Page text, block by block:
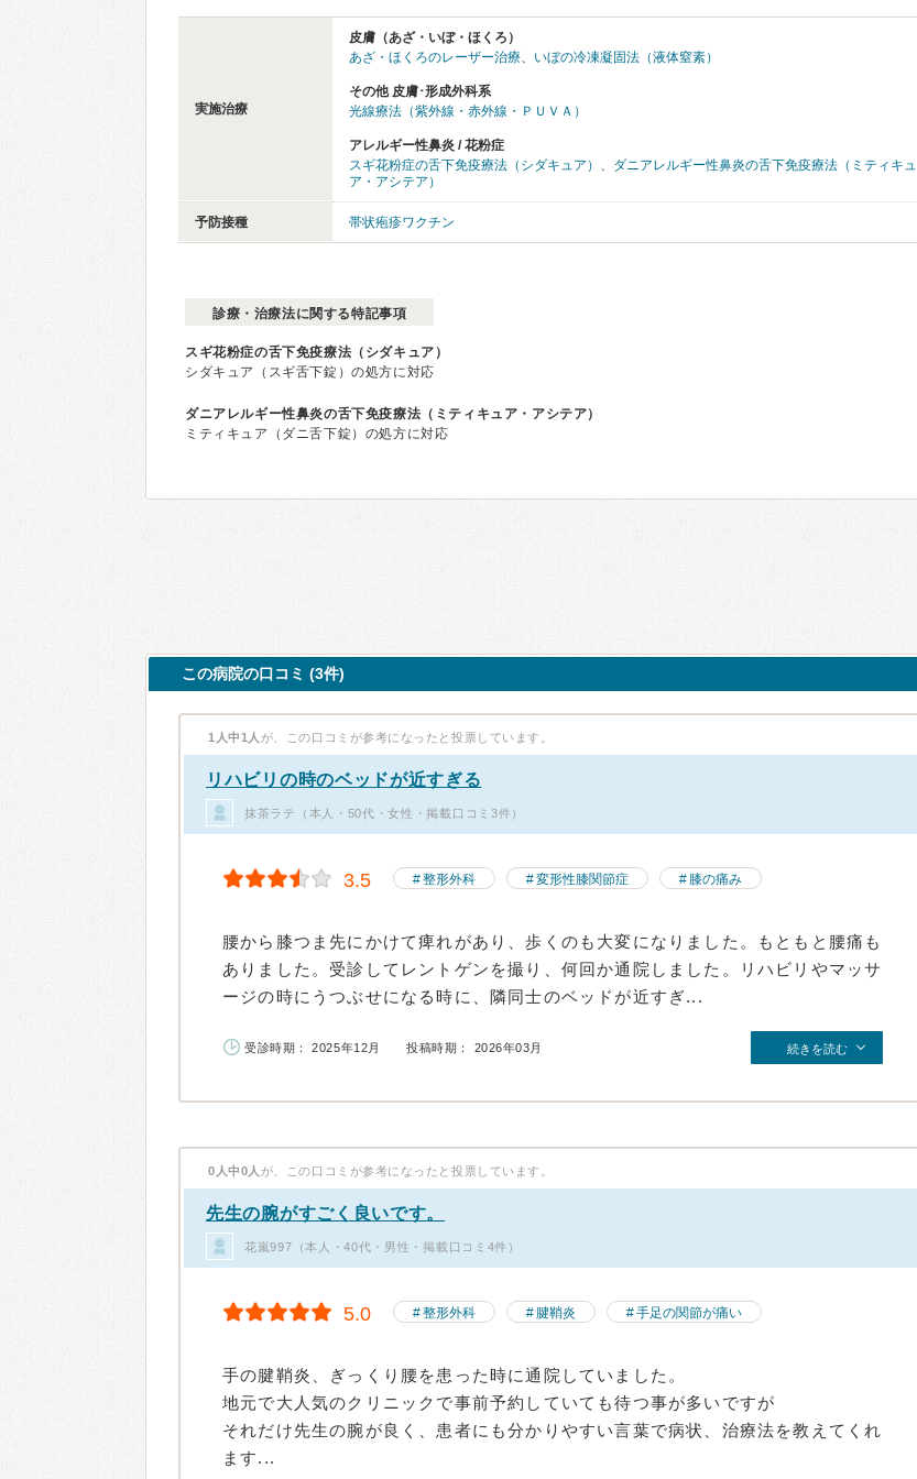
実施治療
皮膚（あざ・いぼ・ほくろ）
あざ・ほくろのレーザー治療、 いぼの冷凍凝固法（液体窒素）
その他 皮膚･形成外科系
光線療法（紫外線・赤外線・ＰＵＶＡ）
アレルギー性鼻炎 / 花粉症
スギ花粉症の舌下免疫療法（シダキュア） 、 ダニアレルギー性鼻炎の舌下免疫療法（ミティキュ
ア・アシテア）
予防接種 帯状疱疹ワクチン
診療・治療法に関する特記事項
スギ花粉症の舌下免疫療法（シダキュア）
シダキュア（スギ舌下錠）の処方に対応
ダニアレルギー性鼻炎の舌下免疫療法（ミティキュア・アシテア）
ミティキュア（ダニ舌下錠）の処方に対応
この病院の口コミ (3件)
1人中1人 が、この口コミが参考になったと投票しています。
リハビリの時のベッドが近すぎる
抹茶ラテ（本人・50代・女性・掲載口コミ3件）
3.5 整形外科 変形性膝関節症 膝の痛み
腰から膝つま先にかけて痺れがあり、歩くのも大変になりました。もともと腰痛も
ありました。受診してレントゲンを撮り、何回か通院しました。リハビリやマッサ
ージの時にうつぶせになる時に、隣同士のベッドが近すぎ...
受診時期： 2025年12月 投稿時期： 2026年03月 続きを読む
0人中0人 が、この口コミが参考になったと投票しています。
先生の腕がすごく良いです。
花嵐997（本人・40代・男性・掲載口コミ4件）
5.0 整形外科 腱鞘炎 手足の関節が痛い
手の腱鞘炎、ぎっくり腰を患った時に通院していました。
地元で大人気のクリニックで事前予約していても待つ事が多いですが
それだけ先生の腕が良く、患者にも分かりやすい言葉で病状、治療法を教えてくれ
ます...